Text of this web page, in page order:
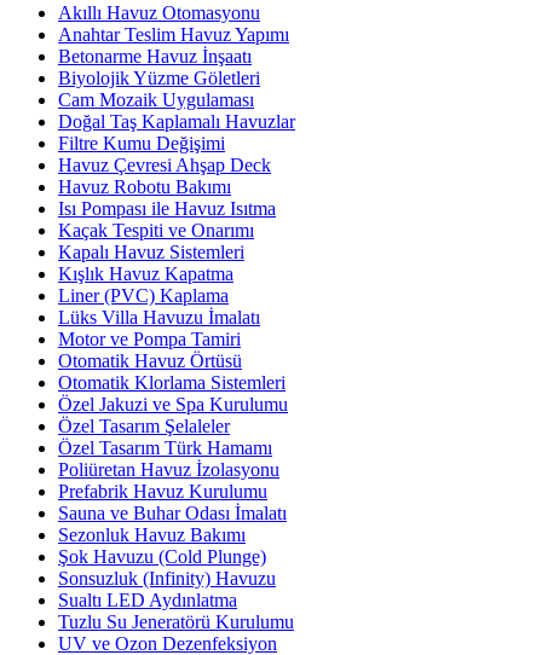
Akıllı Havuz Otomasyonu
Anahtar Teslim Havuz Yapımı
Betonarme Havuz İnşaatı
Biyolojik Yüzme Göletleri
Cam Mozaik Uygulaması
Doğal Taş Kaplamalı Havuzlar
Filtre Kumu Değişimi
Havuz Çevresi Ahşap Deck
Havuz Robotu Bakımı
Isı Pompası ile Havuz Isıtma
Kaçak Tespiti ve Onarımı
Kapalı Havuz Sistemleri
Kışlık Havuz Kapatma
Liner (PVC) Kaplama
Lüks Villa Havuzu İmalatı
Motor ve Pompa Tamiri
Otomatik Havuz Örtüsü
Otomatik Klorlama Sistemleri
Özel Jakuzi ve Spa Kurulumu
Özel Tasarım Şelaleler
Özel Tasarım Türk Hamamı
Poliüretan Havuz İzolasyonu
Prefabrik Havuz Kurulumu
Sauna ve Buhar Odası İmalatı
Sezonluk Havuz Bakımı
Şok Havuzu (Cold Plunge)
Sonsuzluk (Infinity) Havuzu
Sualtı LED Aydınlatma
Tuzlu Su Jeneratörü Kurulumu
UV ve Ozon Dezenfeksiyon